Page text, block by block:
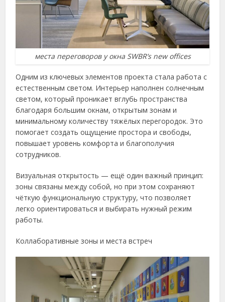
места переговоров у окна SWBR’s new offices
Одним из ключевых элементов проекта стала работа с
естественным светом. Интерьер наполнен солнечным
светом, который проникает вглубь пространства
благодаря большим окнам, открытым зонам и
минимальному количеству тяжёлых перегородок. Это
помогает создать ощущение простора и свободы,
повышает уровень комфорта и благополучия
сотрудников.
Визуальная открытость — ещё один важный принцип:
зоны связаны между собой, но при этом сохраняют
чёткую функциональную структуру, что позволяет
легко ориентироваться и выбирать нужный режим
работы.
Коллаборативные зоны и места встреч